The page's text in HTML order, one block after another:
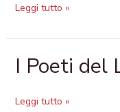
Stampa
Leggi tutto »
I Poeti del
Poeti
LericiPea
Leggi tutto »